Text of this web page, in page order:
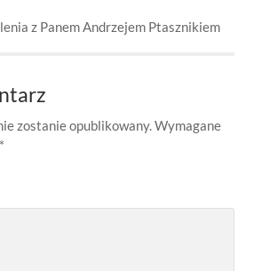
z Panem Andrzejem Ptasznikiem
zostanie opublikowany. Wymagane
*